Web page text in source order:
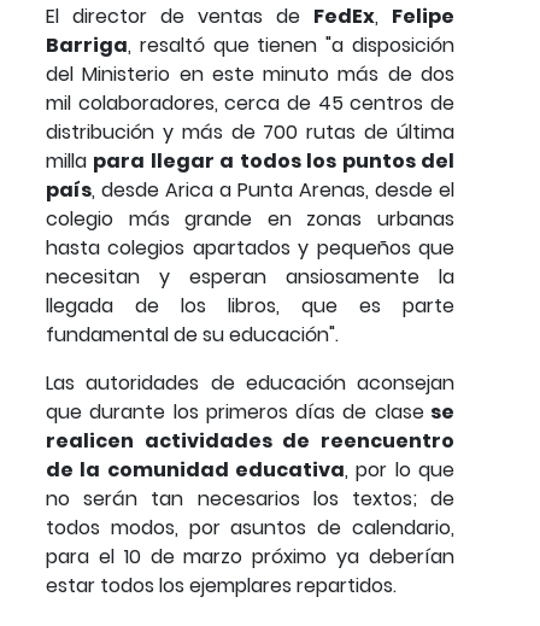
El director de ventas de FedEx, Felipe
Barriga, resaltó que tienen "a disposición
del Ministerio en este minuto más de dos
mil colaboradores, cerca de 45 centros de
distribución y más de 700 rutas de última
milla para llegar a todos los puntos del
país, desde Arica a Punta Arenas, desde el
colegio más grande en zonas urbanas
hasta colegios apartados y pequeños que
necesitan y esperan ansiosamente la
llegada de los libros, que es parte
fundamental de su educación".
Las autoridades de educación aconsejan
que durante los primeros días de clasese
realicen actividades de reencuentro
de la comunidad educativa, por lo que
no serán tan necesarios los textos; de
todos modos, por asuntos de calendario,
para el 10 de marzo próximo ya deberían
estar todos los ejemplares repartidos.